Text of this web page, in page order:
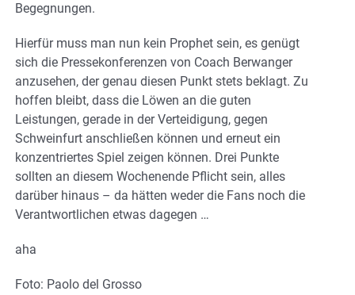
Begegnungen.
Hierfür muss man nun kein Prophet sein, es genügt
sich die Pressekonferenzen von Coach Berwanger
anzusehen, der genau diesen Punkt stets beklagt. Zu
hoffen bleibt, dass die Löwen an die guten
Leistungen, gerade in der Verteidigung, gegen
Schweinfurt anschließen können und erneut ein
konzentriertes Spiel zeigen können. Drei Punkte
sollten an diesem Wochenende Pflicht sein, alles
darüber hinaus – da hätten weder die Fans noch die
Verantwortlichen etwas dagegen …
aha
Foto: Paolo del Grosso